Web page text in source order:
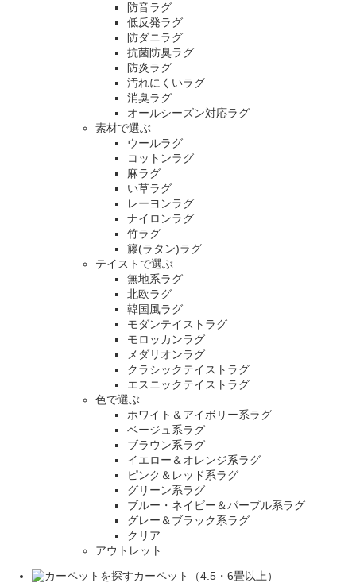
防音ラグ
低反発ラグ
防ダニラグ
抗菌防臭ラグ
防炎ラグ
汚れにくいラグ
消臭ラグ
オールシーズン対応ラグ
素材で選ぶ
ウールラグ
コットンラグ
麻ラグ
い草ラグ
レーヨンラグ
ナイロンラグ
竹ラグ
籐(ラタン)ラグ
テイストで選ぶ
無地系ラグ
北欧ラグ
韓国風ラグ
モダンテイストラグ
モロッカンラグ
メダリオンラグ
クラシックテイストラグ
エスニックテイストラグ
色で選ぶ
ホワイト＆アイボリー系ラグ
ベージュ系ラグ
ブラウン系ラグ
イエロー＆オレンジ系ラグ
ピンク＆レッド系ラグ
グリーン系ラグ
ブルー・ネイビー＆パープル系ラグ
グレー＆ブラック系ラグ
クリア
アウトレット
カーペット（4.5・6畳以上）